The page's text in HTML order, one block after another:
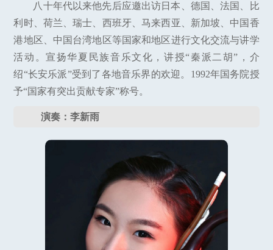
八十年代以来他先后应邀出访日本、德国、法国、比
利时、荷兰、瑞士、西班牙、马来西亚、新加坡、中国香
港地区、中国台湾地区等国家和地区进行文化交流与讲学
活动。宣扬华夏民族音乐文化，讲授“秦派二胡”，介
绍“长安乐派”受到了各地音乐界的欢迎。1992年国务院授
予“国家有突出贡献专家”称号。
演奏：李新雨